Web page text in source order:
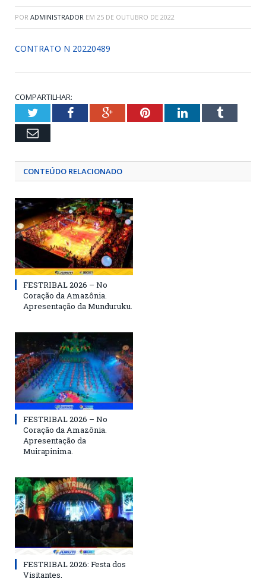
POR ADMINISTRADOR EM 25 DE OUTUBRO DE 2022
CONTRATO N 20220489
COMPARTILHAR:
TwitterFacebookGoogle+PinterestLinkedInTumblr
Email
CONTEÚDO RELACIONADO
FESTRIBAL 2026 – No
Coração da Amazônia.
Apresentação da Munduruku.
FESTRIBAL 2026 – No
Coração da Amazônia.
Apresentação da
Muirapinima.
FESTRIBAL 2026: Festa dos
Visitantes.